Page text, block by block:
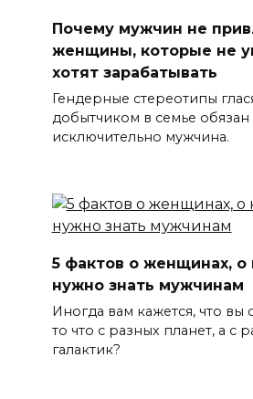
Почему мужчин не
женщины, которые не
хотят зарабатывать
Гендерные стереотипы
добытчиком в семье обязан
исключительно мужчина.
5 фактов о женщинах, о
нужно знать мужчинам
Иногда вам кажется, что
то что с разных планет, а с
галактик?